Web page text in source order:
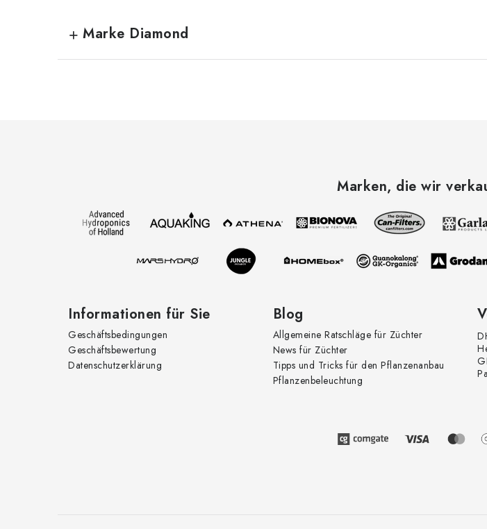
Marke Diamond
Marken, die wir
Informationen für Sie
Geschäftsbedingungen
Geschäftsbewertung
Datenschutzerklärung
Blog
Allgemeine Ratschläge für Züchter
News für Züchter
Tipps und Tricks für den Pflanzenanbau
Pflanzenbeleuchtung